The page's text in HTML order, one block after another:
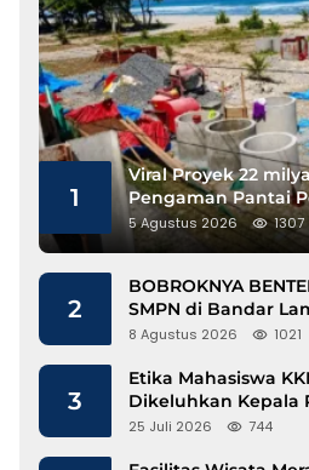
1
Viral Proyek 22
Pengaman Pantai
Gunakan Besi Banci
5 Agustus 2026 1307
2
BOBROKNYA
SMPN di Bandar
Lecehkan Siswi
8 Agustus 2026 1021
3
Etika Mahasiswa
Dikeluhkan Kepala
25 Juli 2026 744